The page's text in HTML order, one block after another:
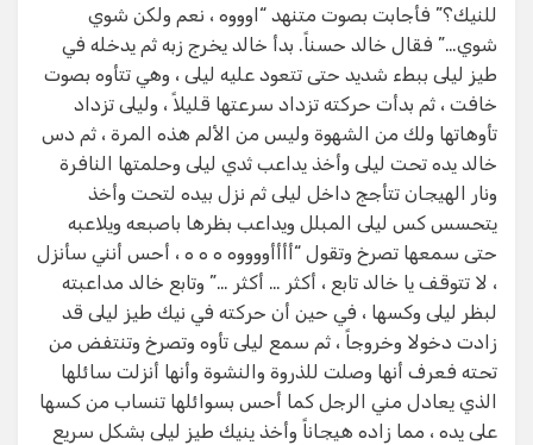
للنيك؟” فأجابت بصوت متنهد “اوووه ، نعم ولكن شوي
شوي…” فقال خالد حسناً. بدأ خالد يخرج زبه ثم يدخله في
طيز ليلى ببطء شديد حتى تتعود عليه ليلى ، وهي تتأوه بصوت
خافت ، ثم بدأت حركته تزداد سرعتها قليلاً ، وليلى تزداد
تأوهاتها ولك من الشهوة وليس من الألم هذه المرة ، ثم دس
خالد يده تحت ليلى وأخذ يداعب ثدي ليلى وحلمتها النافرة
ونار الهيجان تتأجج داخل ليلى ثم نزل بيده لتحت وأخذ
يتحسس كس ليلى المبلل ويداعب بظرها باصبعه ويلاعبه
حتى سمعها تصرخ وتقول “أأأأووووه ه ه ه ، أحس أنني سأنزل
، لا تتوقف يا خالد تابع ، أكثر … أكثر …” وتابع خالد مداعبته
لبظر ليلى وكسها ، في حين أن حركته في نيك طيز ليلى قد
زادت دخولا وخروجاً ، ثم سمع ليلى تأوه وتصرخ وتنتفض من
تحته فعرف أنها وصلت للذروة والنشوة وأنها أنزلت سائلها
الذي يعادل مني الرجل كما أحس بسوائلها تنساب من كسها
على يده ، مما زاده هيجاناً وأخذ ينيك طيز ليلى بشكل سريع